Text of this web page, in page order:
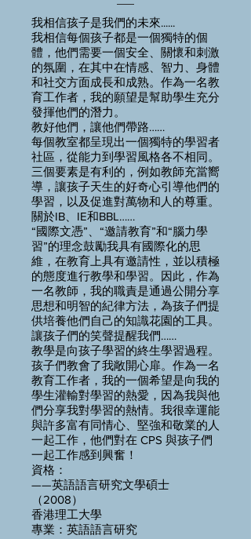
我相信孩子是我們的未來......
我相信每個孩子都是一個獨特的個
體，他們需要一個安全、關懷和刺激
的氛圍，在其中在情感、智力、身體
和社交方面成長和成熟。作為一名教
育工作者，我的願望是幫助學生充分
發揮他們的潛力。
教好他們，讓他們帶路……
每個教室都呈現出一個獨特的學習者
社區，從能力到學習風格各不相同。
三個要素是有利的，例如教師充當嚮
導，讓孩子天生的好奇心引導他們的
學習，以及促進對萬物和人的尊重。
關於IB、IE和BBL……
“國際文憑”、“邀請教育”和“腦力學
習”的理念鼓勵我具有國際化的思
維，在教育上具有邀請性，並以積極
的態度進行教學和學習。因此，作為
一名教師，我的職責是通過公開分享
思想和明智的紀律方法，為孩子們提
供培養他們自己的知識花園的工具。
讓孩子們的笑聲提醒我們……
教學是向孩子學習的終生學習過程。
孩子們教會了我敞開心扉。作為一名
教育工作者，我的一個希望是向我的
學生灌輸對學習的熱愛，因為我與他
們分享我對學習的熱情。我很幸運能
與許多富有同情心、堅強和敬業的人
一起工作，他們對在 CPS 與孩子們
一起工作感到興奮！
資格：
——英語語言研究文學碩士
（2008）
香港理工大學
專業：英語語言研究